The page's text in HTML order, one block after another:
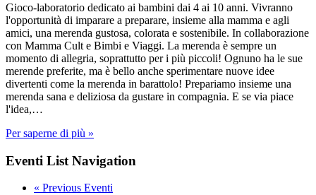
Gioco-laboratorio dedicato ai bambini dai 4 ai 10 anni. Vivranno
l'opportunità di imparare a preparare, insieme alla mamma e agli
amici, una merenda gustosa, colorata e sostenibile. In collaborazione
con Mamma Cult e Bimbi e Viaggi. La merenda è sempre un
momento di allegria, soprattutto per i più piccoli! Ognuno ha le sue
merende preferite, ma è bello anche sperimentare nuove idee
divertenti come la merenda in barattolo! Prepariamo insieme una
merenda sana e deliziosa da gustare in compagnia. E se via piace
l'idea,…
Per saperne di più »
Eventi List Navigation
« Previous Eventi